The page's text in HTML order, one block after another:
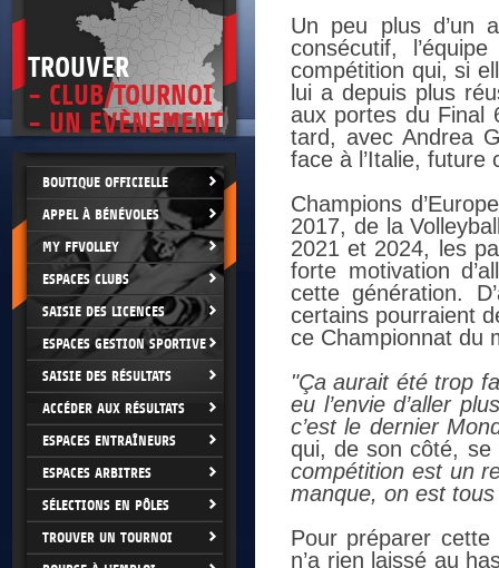
TROUVER
- CLUB/TOURNOI
- UN EVÈNEMENT
BOUTIQUE OFFICIELLE
APPEL À BÉNÉVOLES
MY FFVOLLEY
ESPACES CLUBS
SAISIE DES LICENCES
ESPACES GESTION SPORTIVE
SAISIE DES RÉSULTATS
ACCÉDER AUX RÉSULTATS
ESPACES ENTRAÎNEURS
ESPACES ARBITRES
SÉLECTIONS EN PÔLES
TROUVER UN TOURNOI
Un peu plus d’un
consécutif,
compétition qui, si
lui a depuis plus
aux portes du Final
tard, avec Andrea
face à l’Italie, future
Champions
2017, de la
2021 et 2024, les
forte motivation
cette génération.
certains pourraient
ce Championnat du
"Ça aurait été trop
eu l’envie d’aller
c’est le dernier
qui, de son côté, se
compétition est un
manque, on est
Pour préparer
n’a rien laissé au